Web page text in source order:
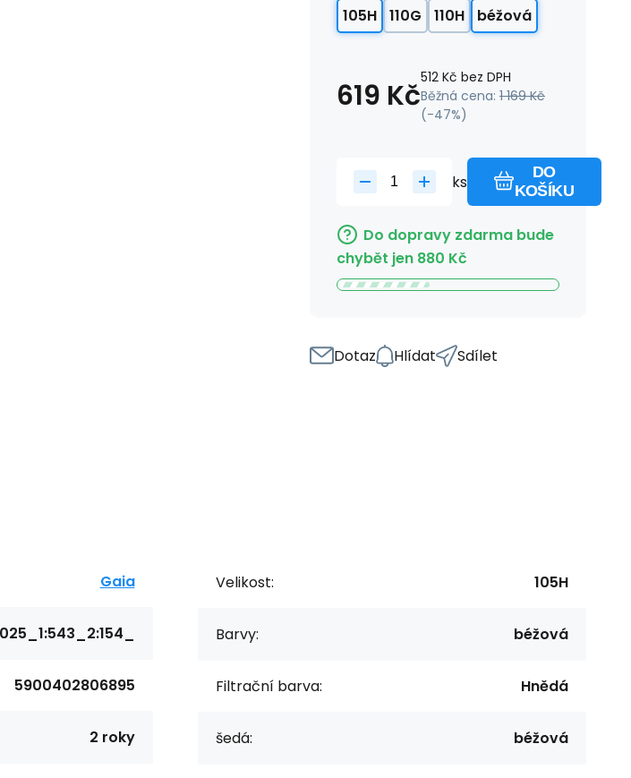
105H 110G 110H béžová
619 Kč512 Kč bez DPH
Běžná cena: 1 169 Kč
(-47%)
ks
DO
KOŠÍKU
Do dopravy zdarma bude
chybět jen 880 Kč
Dotaz Hlídat Sdílet
Gaia
5900402806895
2 roky
Velikost: 105H
Barvy: béžová
Filtrační barva: Hnědá
šedá: béžová